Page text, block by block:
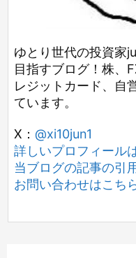
ゆとり世代の投資家
目指すブログ！株、
レジットカード、自
ています。
X： @xi10jun1
詳しいプロフィール
当ブログの記事の引
お問い合わせはこち